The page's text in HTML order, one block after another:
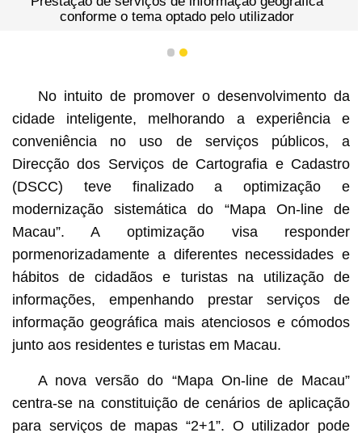
conforme o tema optado pelo utilizador
1 2
No intuito de promover o desenvolvimento da
cidade inteligente, melhorando a experiência e
conveniência no uso de serviços públicos, a
Direcção dos Serviços de Cartografia e Cadastro
(DSCC) teve finalizado a optimização e
modernização sistemática do “Mapa On-line de
Macau”. A optimização visa responder
pormenorizadamente a diferentes necessidades e
hábitos de cidadãos e turistas na utilização de
informações, empenhando prestar serviços de
informação geográfica mais atenciosos e cómodos
junto aos residentes e turistas em Macau.
A nova versão do “Mapa On-line de Macau”
centra-se na constituição de cenários de aplicação
para serviços de mapas “2+1”. O utilizador pode